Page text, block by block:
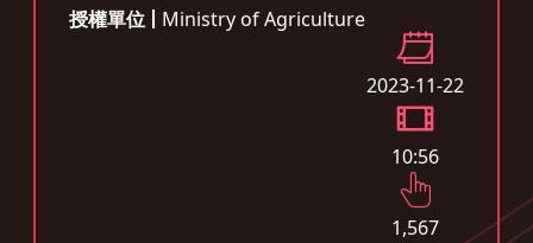
授權單位 Ministry of Agriculture
2023-11-22
10:56
1,567